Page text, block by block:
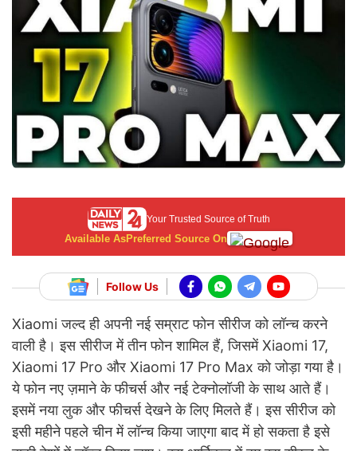
Your Trusted Source of Truth
Available AsPreferred Source On
Follow Us
Xiaomi जल्द ही अपनी नई सम्राट फोन सीरीज को लॉन्च करने
वाली है। इस सीरीज में तीन फोन शामिल हैं, जिसमें Xiaomi 17,
Xiaomi 17 Pro और Xiaomi 17 Pro Max को जोड़ा गया है।
ये फोन नए ज़माने के फीचर्स और नई टेक्नोलॉजी के साथ आते हैं।
इसमें नया लुक और फीचर्स देखने के लिए मिलते हैं। इस सीरीज को
इसी महीने पहले चीन में लॉन्च किया जाएगा बाद में हो सकता है इसे